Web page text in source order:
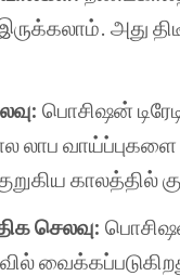
அது
பொசிஷன்
லாப
காலத்தில்
செலவு: